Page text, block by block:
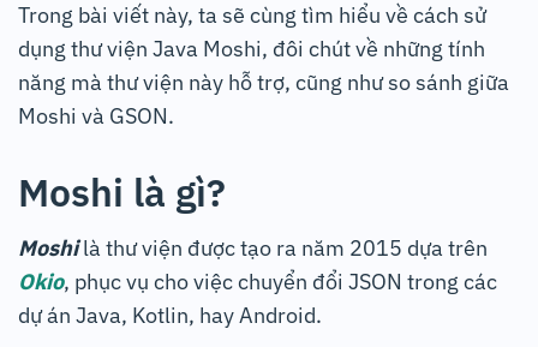
Trong bài viết này, ta sẽ cùng tìm hiểu về cách sử
dụng thư viện Java Moshi, đôi chút về những tính
năng mà thư viện này hỗ trợ, cũng như so sánh giữa
Moshi và GSON.
Moshi là gì?
Moshilà thư viện được tạo ra năm 2015 dựa trên
Okio, phục vụ cho việc chuyển đổi JSON trong các
dự án Java, Kotlin, hay Android.